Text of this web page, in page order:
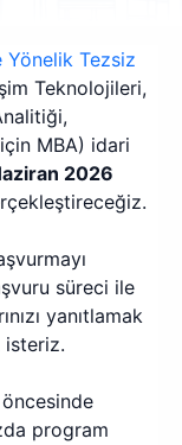
Yönelik Tezsiz
Teknolojileri,
MBA) idari
2026
süreci ile
yanıtlamak
isteriz.
program